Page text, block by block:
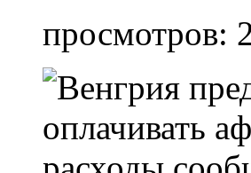
просмотров: